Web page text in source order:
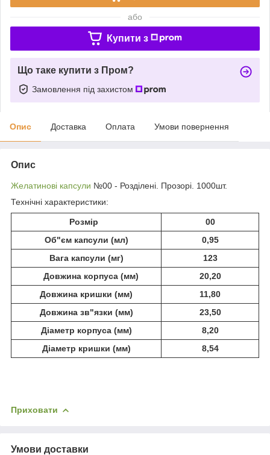
або
Купити з
Що таке купити з Пром?
Замовлення під захистом
Опис Доставка Оплата Умови повернення
Опис
Желатинові капсули №00 - Розділені. Прозорі. 1000шт.
Технічні характеристики:
Розмір
00
Об"єм капсули (мл)
0,95
Вага капсули (мг)
123
Довжина корпуса (мм)
20,20
Довжина кришки (мм)
11,80
Довжина зв"язки (мм)
23,50
Діаметр корпуса (мм)
8,20
Діаметр кришки (мм)
8,54
Приховати
Умови доставки